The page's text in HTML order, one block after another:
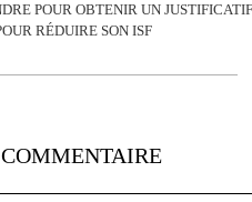
POUR OBTENIR UN
RÉDUIRE SON ISF